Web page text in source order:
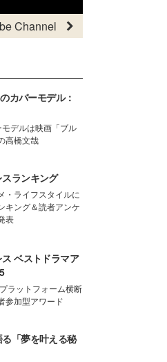
Channel
カバーモデル：
デルは映画「ブル
高橋文哉
ランキング
・ライフスタイルに
キング＆読者アンケ
表
ベストドラマア
ラットフォーム横断
参加型アワード
「夢を叶える秘